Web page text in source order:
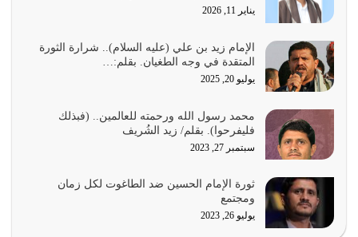
أمة عاجزة عن النهوض…
يوليو 23, 2026
بحبل الله جميعاً وليس كل…
يوليو 22, 2026
يشاء ويذل من يشاء
يوليو 21, 2026
يناير 11, 2026
الإمام زيد بن علي (عليه السلام).. شرارة الثورة
المتقدة في وجه الطغيان. بقلم:…
يوليو 20, 2025
محمد رسول الله ورحمته للعالمين.. (فبذلك
فليفرحوا). بقلم/ زيد الشُريف
سبتمبر 27, 2023
ثورة الإمام الحسين ضد الطاغوت لكل زمان
ومجتمع
يوليو 26, 2023